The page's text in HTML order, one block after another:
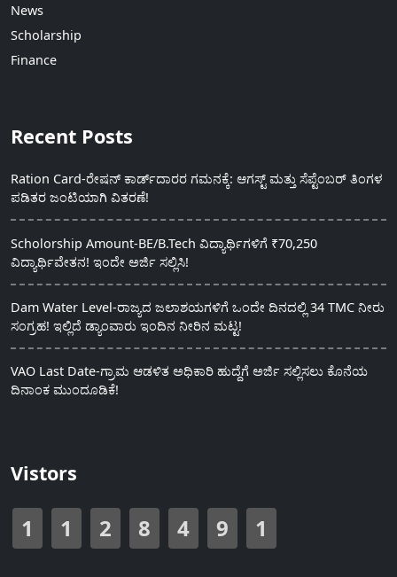
News
Scholarship
Finance
Recent Posts
Ration Card-ರೇಷನ್ ಕಾರ್ಡ್‍ದಾರರ ಗಮನಕ್ಕೆ: ಆಗಸ್ಟ್ ಮತ್ತು ಸೆಪ್ಟೆಂಬರ್ ತಿಂಗಳ
ಪಡಿತರ ಜಂಟಿಯಾಗಿ ವಿತರಣೆ!
Scholorship Amount-BE/B.Tech ವಿದ್ಯಾರ್ಥಿಗಳಿಗೆ ₹70,250
ವಿದ್ಯಾರ್ಥಿವೇತನ! ಇಂದೇ ಅರ್ಜಿ ಸಲ್ಲಿಸಿ!
Dam Water Level-ರಾಜ್ಯದ ಜಲಾಶಯಗಳಿಗೆ ಒಂದೇ ದಿನದಲ್ಲಿ 34 TMC ನೀರು
ಸಂಗ್ರಹ! ಇಲ್ಲಿದೆ ಡ್ಯಾಂವಾರು ಇಂದಿನ ನೀರಿನ ಮಟ್ಟ!
VAO Last Date-ಗ್ರಾಮ ಆಡಳಿತ ಅಧಿಕಾರಿ ಹುದ್ದೆಗೆ ಅರ್ಜಿ ಸಲ್ಲಿಸಲು ಕೊನೆಯ
ದಿನಾಂಕ ಮುಂದೂಡಿಕೆ!
Vistors
1 1 2 8 4 9 1